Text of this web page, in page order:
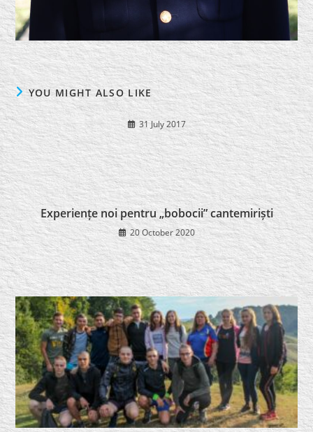
YOU MIGHT ALSO LIKE
31 July 2017
Experiențe noi pentru „bobocii” cantemiriști
20 October 2020